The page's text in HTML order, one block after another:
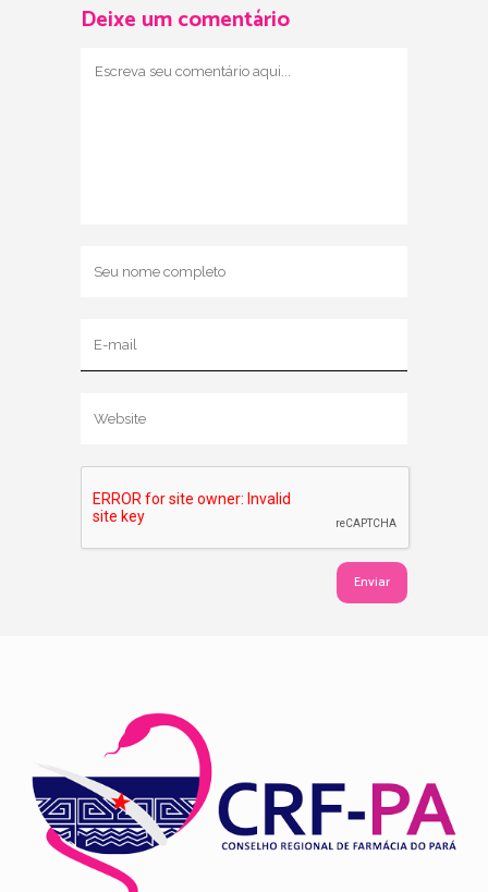
Deixe um comentário